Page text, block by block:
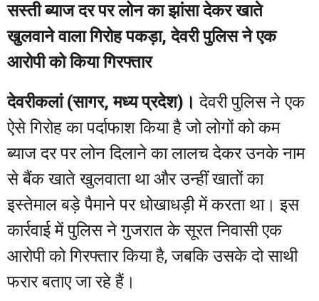
सस्ती ब्याज दर पर लोन का झांसा देकर खाते
खुलवाने वाला गिरोह पकड़ा, देवरी पुलिस ने एक
आरोपी को किया गिरफ्तार
देवरीकलां (सागर, मध्य प्रदेश)। देवरी पुलिस ने एक
ऐसे गिरोह का पर्दाफाश किया है जो लोगों को कम
ब्याज दर पर लोन दिलाने का लालच देकर उनके नाम
से बैंक खाते खुलवाता था और उन्हीं खातों का
इस्तेमाल बड़े पैमाने पर धोखाधड़ी में करता था। इस
कार्रवाई में पुलिस ने गुजरात के सूरत निवासी एक
आरोपी को गिरफ्तार किया है, जबकि उसके दो साथी
फरार बताए जा रहे हैं।